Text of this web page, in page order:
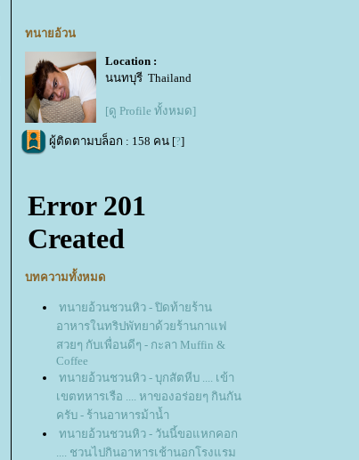
ทนายอ้วน
Location :
นนทบุรี Thailand
[ดู Profile ทั้งหมด]
ผู้ติดตามบล็อก : 158 คน [?]
บทความทั้งหมด
ทนายอ้วนชวนหิว - ปิดท้ายร้าน
อาหารในทริปพัทยาด้วยร้านกาแฟ
สวยๆ กับเพื่อนดีๆ - กะลา Muffin &
Coffee
ทนายอ้วนชวนหิว - บุกสัตหีบ .... เข้า
เขตทหารเรือ .... หาของอร่อยๆ กินกัน
ครับ - ร้านอาหารม้าน้ำ
ทนายอ้วนชวนหิว - วันนี้ขอแหกคอก
.... ชวนไปกินอาหารเช้านอกโรงแรม